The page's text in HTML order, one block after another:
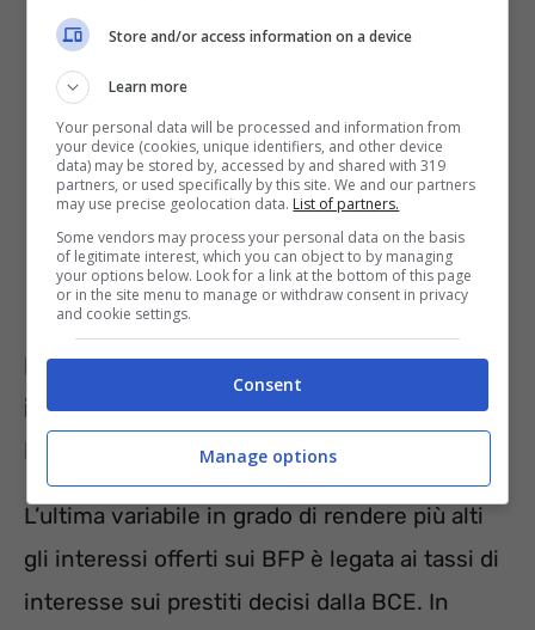
I tassi di interesse in aumento
influiscono indirettamente anche sui
BFP
L’ultima variabile in grado di rendere più alti
gli interessi offerti sui BFP è legata ai tassi di
interesse sui prestiti decisi dalla BCE. In
Store and/or access information on a device
Learn more
Your personal data will be processed and information from
your device (cookies, unique identifiers, and other device
data) may be stored by, accessed by and shared with 319
partners, or used specifically by this site. We and our partners
may use precise geolocation data. List of partners.
Some vendors may process your personal data on the basis
of legitimate interest, which you can object to by managing
your options below. Look for a link at the bottom of this page
or in the site menu to manage or withdraw consent in privacy
and cookie settings.
Consent
Manage options